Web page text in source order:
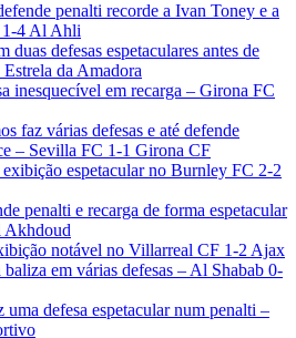
penalti recorde a Ivan Toney e a
1-4 Al Ahli
duas defesas espetaculares antes de
da Amadora
inesquecível em recarga – Girona FC
faz várias defesas e até defende
– Sevilla FC 1-1 Girona CF
espetacular no Burnley FC 2-2
penalti e recarga de forma espetacular
Akhdoud
notável no Villarreal CF 1-2 Ajax
em várias defesas – Al Shabab 0-
defesa espetacular num penalti –